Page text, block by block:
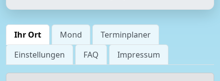
Ihr Ort Mond
Terminplaner
Einstellungen
FAQ Impressum